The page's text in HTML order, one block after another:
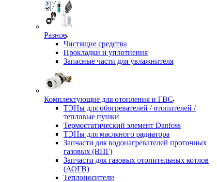
Разное
Чистящие средства
Прокладки и уплотнения
Запасные части для увлажнителя
Комплектующие для отопления и ГВС
ТЭНы для обогревателей / отопителей /
тепловые пушки
Термостатический элемент Danfoss
ТЭНы для масляного радиатора
Запчасти для водонагревателей проточных
газовых (ВПГ)
Запчасти для газовых отопительных котлов
(АОГВ)
Теплоносители